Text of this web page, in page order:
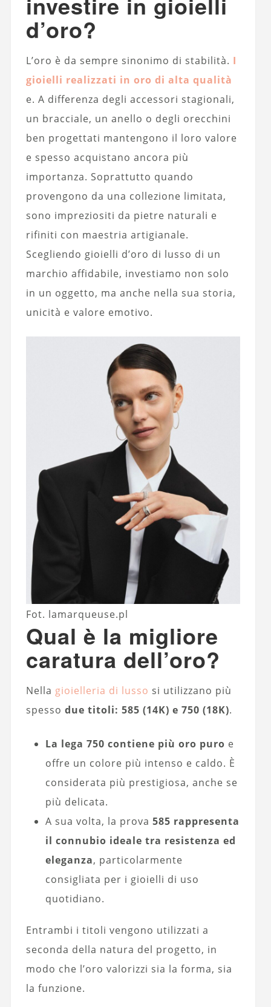
d’oro?
L’oro è da sempre sinonimo di stabilità. I
gioielli realizzati in oro di alta qualità
e. A differenza degli accessori stagionali,
un bracciale, un anello o degli orecchini
ben progettati mantengono il loro valore
e spesso acquistano ancora più
importanza. Soprattutto quando
provengono da una collezione limitata,
sono impreziositi da pietre naturali e
rifiniti con maestria artigianale.
Scegliendo gioielli d’oro di lusso di un
marchio affidabile, investiamo non solo
in un oggetto, ma anche nella sua storia,
unicità e valore emotivo.
Fot. lamarqueuse.pl
Qual è la migliore
caratura dell’oro?
Nella gioielleria di lusso si utilizzano più
spesso due titoli: 585 (14K) e 750 (18K).
La lega 750 contiene più oro puro e
offre un colore più intenso e caldo. È
considerata più prestigiosa, anche se
più delicata.
A sua volta, la prova 585 rappresenta
il connubio ideale tra resistenza ed
eleganza, particolarmente
consigliata per i gioielli di uso
quotidiano.
Entrambi i titoli vengono utilizzati a
seconda della natura del progetto, in
modo che l’oro valorizzi sia la forma, sia
la funzione.